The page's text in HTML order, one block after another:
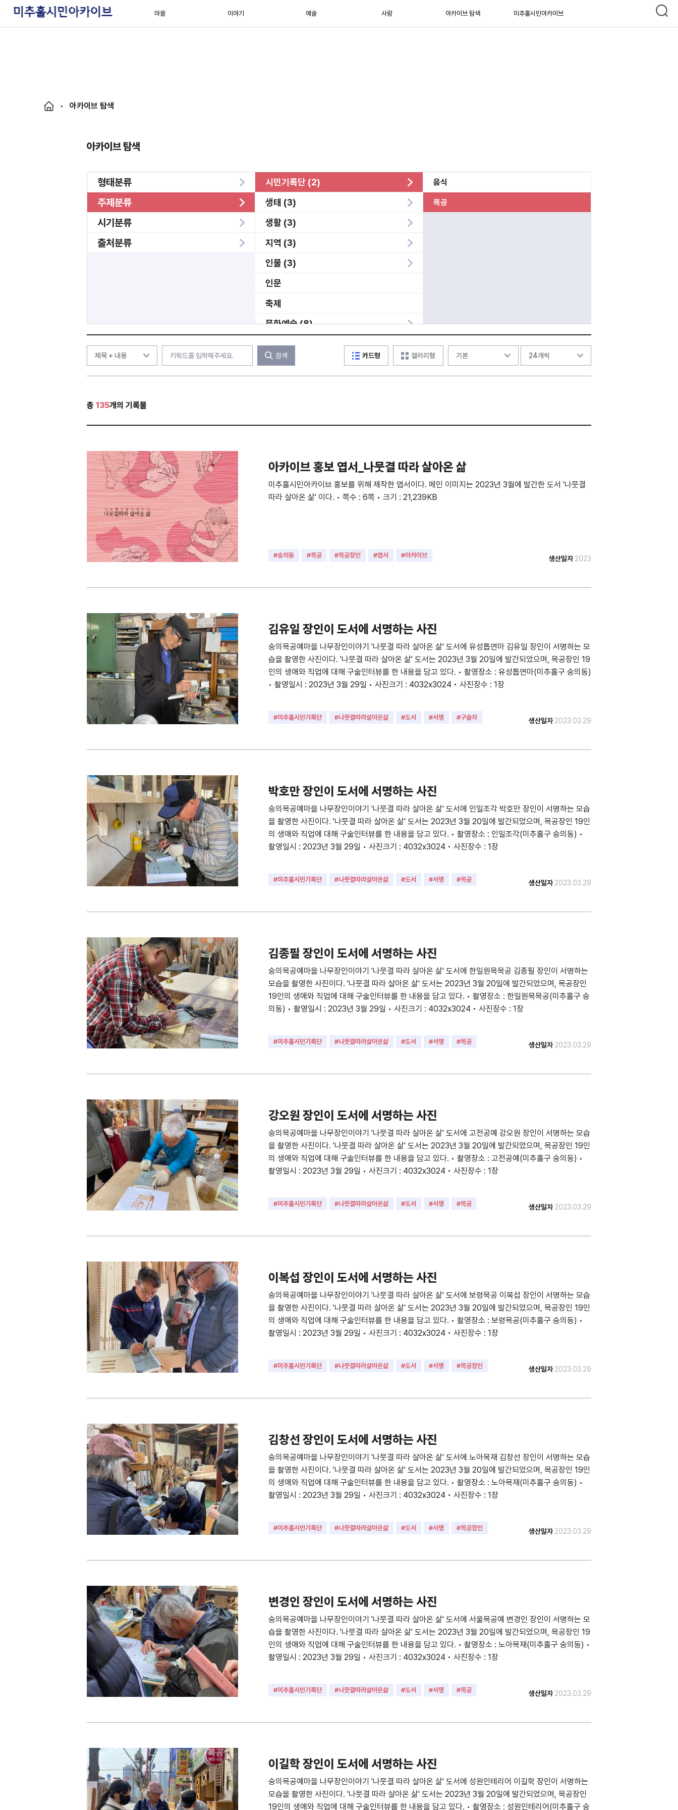
마을 이야기 예술 사람 아카이브 탐색 미추홀시민아카이브
아카이브 탐색
아카이브 탐색
형태분류
주제분류
시민기록단 (2) 음식
목공
생태 (3)
생활 (3)
지역 (3)
인물 (3)
인문
축제
문화예술 (8)
사건 (3)
미분류
시기분류
출처분류
검색 카드형 갤러리형
총 135개의 기록물
아카이브 홍보 엽서_나뭇결 따라 살아온 삶
미추홀시민아카이브 홍보를 위해 제작한 엽서이다. 메인 이미지는 2023년 3월에 발간한 도서 '나뭇결
따라 살아온 삶' 이다. • 쪽수 : 6쪽 • 크기 : 21,239KB
#숭의동 #목공 #목공장인 #엽서 #아카이브 생산일자 2023
김유일 장인이 도서에 서명하는 사진
숭의목공예마을 나무장인이야기 '나뭇결 따라 살아온 삶' 도서에 유성톱연마 김유일 장인이 서명하는 모
습을 촬영한 사진이다. '나뭇결 따라 살아온 삶' 도서는 2023년 3월 20일에 발간되었으며, 목공장인 19
인의 생애와 직업에 대해 구술인터뷰를 한 내용을 담고 있다. • 촬영장소 : 유성톱연마(미추홀구 숭의동)
• 촬영일시 : 2023년 3월 29일 • 사진크기 : 4032x3024 • 사진장수 : 1장
#미추홀시민기록단 #나뭇결따라살아온삶 #도서 #서명
#구술자
생산일자 2023.03.29
박호만 장인이 도서에 서명하는 사진
숭의목공예마을 나무장인이야기 '나뭇결 따라 살아온 삶' 도서에 인일조각 박호만 장인이 서명하는 모습
을 촬영한 사진이다. '나뭇결 따라 살아온 삶' 도서는 2023년 3월 20일에 발간되었으며, 목공장인 19인
의 생애와 직업에 대해 구술인터뷰를 한 내용을 담고 있다. • 촬영장소 : 인일조각(미추홀구 숭의동) •
촬영일시 : 2023년 3월 29일 • 사진크기 : 4032x3024 • 사진장수 : 1장
#미추홀시민기록단 #나뭇결따라살아온삶 #도서 #서명
#목공
생산일자 2023.03.29
김종필 장인이 도서에 서명하는 사진
숭의목공예마을 나무장인이야기 '나뭇결 따라 살아온 삶' 도서에 한일원목목공 김종필 장인이 서명하는
모습을 촬영한 사진이다. '나뭇결 따라 살아온 삶' 도서는 2023년 3월 20일에 발간되었으며, 목공장인
19인의 생애와 직업에 대해 구술인터뷰를 한 내용을 담고 있다. • 촬영장소 : 한일원목목공(미추홀구 숭
의동) • 촬영일시 : 2023년 3월 29일 • 사진크기 : 4032x3024 • 사진장수 : 1장
#미추홀시민기록단 #나뭇결따라살아온삶 #도서 #서명
#목공
생산일자 2023.03.29
강오원 장인이 도서에 서명하는 사진
숭의목공예마을 나무장인이야기 '나뭇결 따라 살아온 삶' 도서에 고전공예 강오원 장인이 서명하는 모습
을 촬영한 사진이다. '나뭇결 따라 살아온 삶' 도서는 2023년 3월 20일에 발간되었으며, 목공장인 19인
의 생애와 직업에 대해 구술인터뷰를 한 내용을 담고 있다. • 촬영장소 : 고전공예(미추홀구 숭의동) •
촬영일시 : 2023년 3월 29일 • 사진크기 : 4032x3024 • 사진장수 : 1장
#미추홀시민기록단 #나뭇결따라살아온삶 #도서 #서명
#목공
생산일자 2023.03.29
이복섭 장인이 도서에 서명하는 사진
숭의목공예마을 나무장인이야기 '나뭇결 따라 살아온 삶' 도서에 보령목공 이복섭 장인이 서명하는 모습
을 촬영한 사진이다. '나뭇결 따라 살아온 삶' 도서는 2023년 3월 20일에 발간되었으며, 목공장인 19인
의 생애와 직업에 대해 구술인터뷰를 한 내용을 담고 있다. • 촬영장소 : 보령목공(미추홀구 숭의동) •
촬영일시 : 2023년 3월 29일 • 사진크기 : 4032x3024 • 사진장수 : 1장
#미추홀시민기록단 #나뭇결따라살아온삶 #도서 #서명
#목공장인
생산일자 2023.03.29
김창선 장인이 도서에 서명하는 사진
숭의목공예마을 나무장인이야기 '나뭇결 따라 살아온 삶' 도서에 노아목재 김창선 장인이 서명하는 모습
을 촬영한 사진이다. '나뭇결 따라 살아온 삶' 도서는 2023년 3월 20일에 발간되었으며, 목공장인 19인
의 생애와 직업에 대해 구술인터뷰를 한 내용을 담고 있다. • 촬영장소 : 노아목재(미추홀구 숭의동) •
촬영일시 : 2023년 3월 29일 • 사진크기 : 4032x3024 • 사진장수 : 1장
#미추홀시민기록단 #나뭇결따라살아온삶 #도서 #서명
#목공장인
생산일자 2023.03.29
변경인 장인이 도서에 서명하는 사진
숭의목공예마을 나무장인이야기 '나뭇결 따라 살아온 삶' 도서에 서울목공예 변경인 장인이 서명하는 모
습을 촬영한 사진이다. '나뭇결 따라 살아온 삶' 도서는 2023년 3월 20일에 발간되었으며, 목공장인 19
인의 생애와 직업에 대해 구술인터뷰를 한 내용을 담고 있다. • 촬영장소 : 노아목재(미추홀구 숭의동) •
촬영일시 : 2023년 3월 29일 • 사진크기 : 4032x3024 • 사진장수 : 1장
#미추홀시민기록단 #나뭇결따라살아온삶 #도서 #서명
#목공
생산일자 2023.03.29
이길학 장인이 도서에 서명하는 사진
숭의목공예마을 나무장인이야기 '나뭇결 따라 살아온 삶' 도서에 성원인테리어 이길학 장인이 서명하는
모습을 촬영한 사진이다. '나뭇결 따라 살아온 삶' 도서는 2023년 3월 20일에 발간되었으며, 목공장인
19인의 생애와 직업에 대해 구술인터뷰를 한 내용을 담고 있다. • 촬영장소 : 성원인테리어(미추홀구 숭